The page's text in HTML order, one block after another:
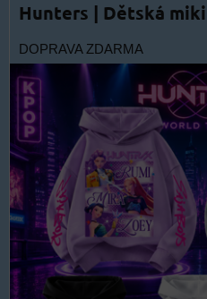
Hunters | Dětská
DOPRAVA ZDARMA